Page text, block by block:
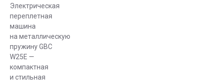
Электрическая
переплетная
машина
на металлическую
пружину GBC
W25E —
компактная
и стильная